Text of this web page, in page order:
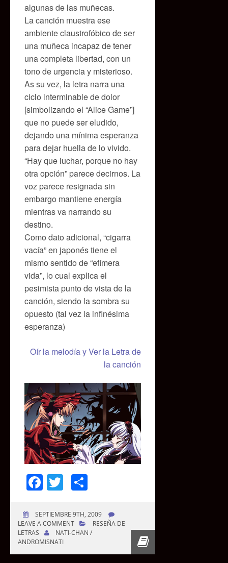
algunas de las muñecas.
La canción muestra ese
ambiente claustrofóbico de ser
una muñeca incapaz de tener
una completa libertad, con un
tono de urgencia y misterioso.
As su vez, la letra narra una
ciclo interminable de dolor
[simbolizando el “Alice Game”]
que no puede ser eludido,
dejando una mínima esperanza
para dejar huella de lo vivido.
“Hay que luchar, porque no hay
otra opción” parece decirnos. La
voz parece resignada sin
embargo mantiene energía
mientras va narrando su
destino.
Como dato adicional, “cigarra
vacía” en japonés tiene el
mismo sentido de “efímera
vida”, lo cual explica el
pesimista punto de vista de la
canción, siendo la sombra su
opuesto (tal vez la infinésima
esperanza)
Oír la melodía y Ver la Letra de
la canción
Facebook
Twitter
SEPTIEMBRE 9TH, 2009
LEAVE A COMMENT
RESEÑA DE
LETRAS
NATI-CHAN /
ANDROMISNATI